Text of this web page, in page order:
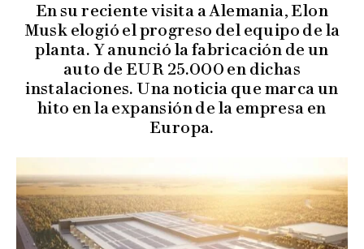
En su reciente visita a Alemania, Elon
Musk elogió el progreso del equipo de la
planta. Y anunció la fabricación de un
auto de EUR 25.000 en dichas
instalaciones. Una noticia que marca un
hito en la expansión de la empresa en
Europa.